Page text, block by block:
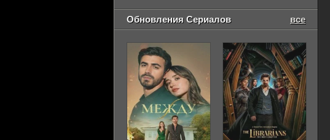
Обновления Сериалов все